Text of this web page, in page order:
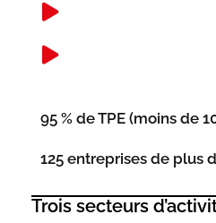
95 % de TPE (moins de
125 entreprises de plus
Trois secteurs